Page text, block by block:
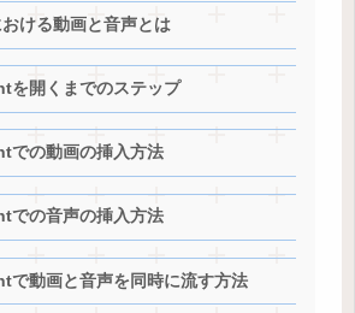
ける動画と音声とは
を開くまでのステップ
での動画の挿入方法
での音声の挿入方法
で動画と音声を同時に流す方法